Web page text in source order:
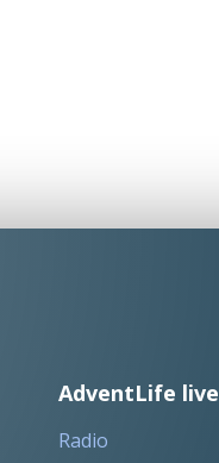
AdventLife live
Radio